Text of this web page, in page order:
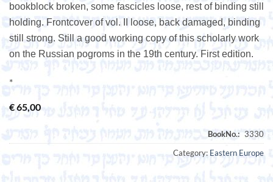
bookblock broken, some fascicles loose, rest of binding still
holding. Frontcover of vol. II loose, back damaged, binding
still strong. Still a good working copy of this scholarly work
on the Russian pogroms in the 19th century. First edition.
*
€65,00
Category: Eastern Europe